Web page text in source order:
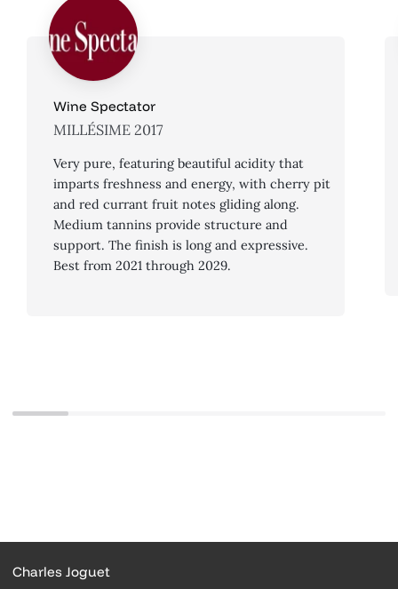
Wine Spectator
MILLÉSIME 2017
Very pure, featuring beautiful acidity that
imparts freshness and energy, with cherry pit
and red currant fruit notes gliding along.
Medium tannins provide structure and
support. The finish is long and expressive.
Best from 2021 through 2029.
Charles Joguet